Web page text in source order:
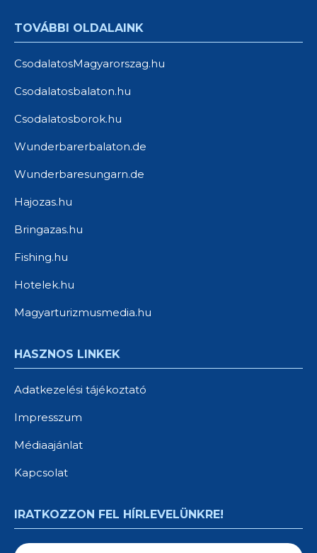
TOVÁBBI OLDALAINK
CsodalatosMagyarorszag.hu
Csodalatosbalaton.hu
Csodalatosborok.hu
Wunderbarerbalaton.de
Wunderbaresungarn.de
Hajozas.hu
Bringazas.hu
Fishing.hu
Hotelek.hu
Magyarturizmusmedia.hu
HASZNOS LINKEK
Adatkezelési tájékoztató
Impresszum
Médiaajánlat
Kapcsolat
IRATKOZZON FEL HÍRLEVELÜNKRE!